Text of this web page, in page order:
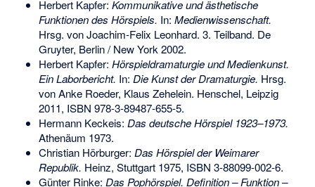
Herbert Kapfer: Kommunikative und ästhetische
Funktionen des Hörspiels. In: Medienwissenschaft.
Hrsg. von Joachim-Felix Leonhard. 3. Teilband. De
Gruyter, Berlin / New York 2002.
Herbert Kapfer: Hörspieldramaturgie und Medienkunst.
Ein Laborbericht. In: Die Kunst der Dramaturgie. Hrsg.
von Anke Roeder, Klaus Zehelein. Henschel, Leipzig
2011, ISBN 978-3-89487-655-5.
Hermann Keckeis: Das deutsche Hörspiel 1923–1973.
Athenäum 1973.
Christian Hörburger: Das Hörspiel der Weimarer
Republik. Heinz, Stuttgart 1975, ISBN 3-88099-002-6.
Günter Rinke: Das Pophörspiel. Definition – Funktion –